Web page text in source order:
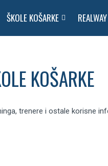
ŠKOLE KOŠARKE
KOŠARKE
trenere i ostale korisne